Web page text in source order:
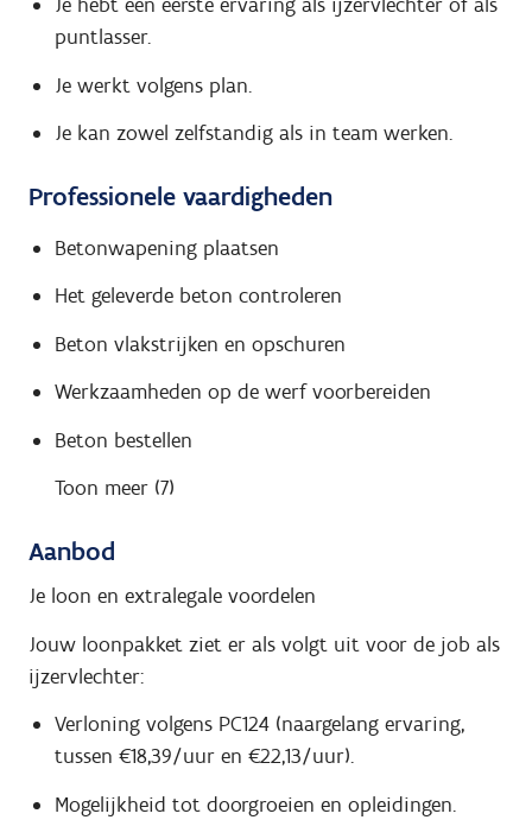
puntlasser.
Je werkt volgens plan.
Je kan zowel zelfstandig als in team werken.
Professionele vaardigheden
Betonwapening plaatsen
Het geleverde beton controleren
Beton vlakstrijken en opschuren
Werkzaamheden op de werf voorbereiden
Beton bestellen
Toon meer (7)
Aanbod
Je loon en extralegale voordelen
Jouw loonpakket ziet er als volgt uit voor de job als
ijzervlechter:
Verloning volgens PC124 (naargelang ervaring,
tussen €18,39/uur en €22,13/uur).
Mogelijkheid tot doorgroeien en opleidingen.